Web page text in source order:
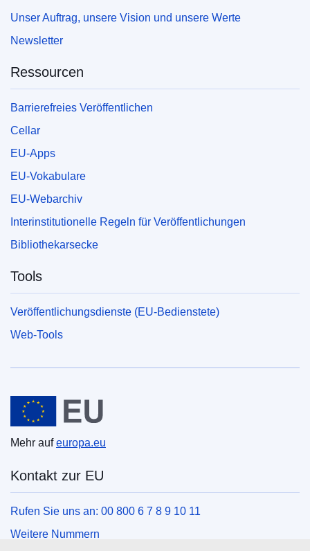
Unser Auftrag, unsere Vision und unsere Werte
Newsletter
Ressourcen
Barrierefreies Veröffentlichen
Cellar
EU-Apps
EU-Vokabulare
EU-Webarchiv
Interinstitutionelle Regeln für Veröffentlichungen
Bibliothekarsecke
Tools
Veröffentlichungsdienste (EU-Bedienstete)
Web-Tools
Europäische Union
Mehr aufeuropa.eu
Kontakt zur EU
Rufen Sie uns an: 00 800 6 7 8 9 10 11
Weitere Nummern